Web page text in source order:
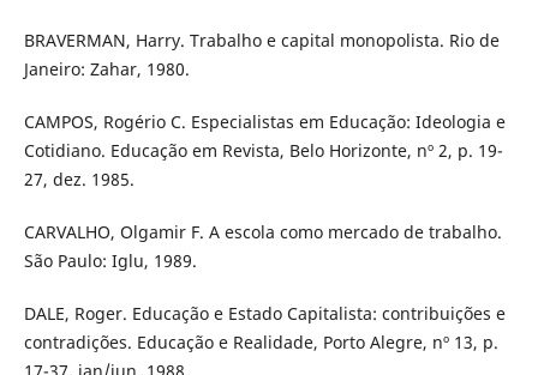
BRAVERMAN, Harry. Trabalho e capital monopolista. Rio de
Janeiro: Zahar, 1980.
CAMPOS, Rogério C. Especialistas em Educação: Ideologia e
Cotidiano. Educação em Revista, Belo Horizonte, nº 2, p. 19-
27, dez. 1985.
CARVALHO, Olgamir F. A escola como mercado de trabalho.
São Paulo: Iglu, 1989.
DALE, Roger. Educação e Estado Capitalista: contribuições e
contradições. Educação e Realidade, Porto Alegre, nº 13, p.